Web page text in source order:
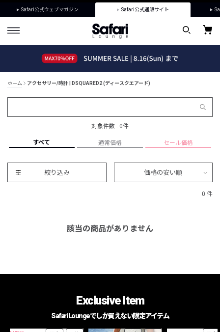
Safari公式ウェブマガジン Safari公式通販サイト
ホーム アクセサリー/時計 | DSQUARED2 (ディースクエアード)
対象件数 : 0件
すべて 通常価格 セール価格
絞り込み 価格の安い順
0 件
該当の商品がありません
Exclusive Item
Safari Loungeでしか買えない限定アイテム